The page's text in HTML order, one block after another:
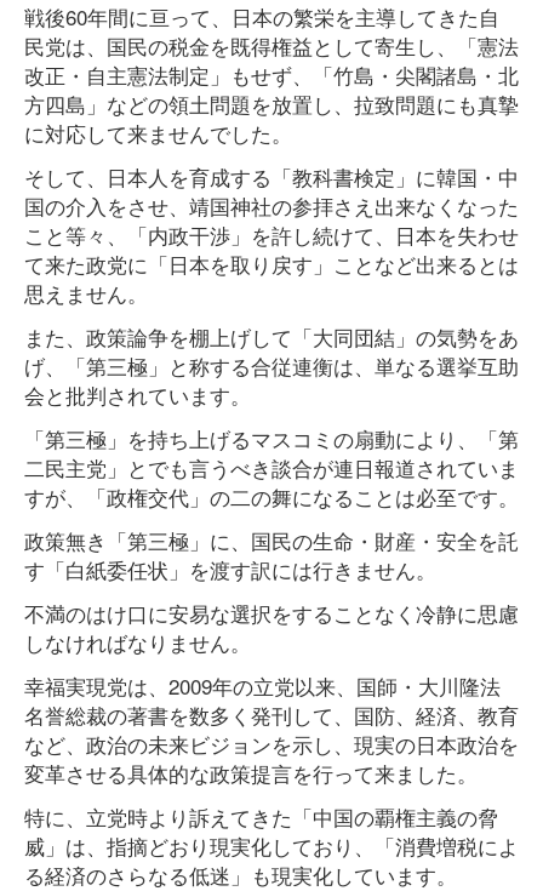
戦後60年間に亘って、日本の繁栄を主導してきた自
民党は、国民の税金を既得権益として寄生し、「憲法
改正・自主憲法制定」もせず、「竹島・尖閣諸島・北
方四島」などの領土問題を放置し、拉致問題にも真摯
に対応して来ませんでした。
そして、日本人を育成する「教科書検定」に韓国・中
国の介入をさせ、靖国神社の参拝さえ出来なくなった
こと等々、「内政干渉」を許し続けて、日本を失わせ
て来た政党に「日本を取り戻す」ことなど出来るとは
思えません。
また、政策論争を棚上げして「大同団結」の気勢をあ
げ、「第三極」と称する合従連衡は、単なる選挙互助
会と批判されています。
「第三極」を持ち上げるマスコミの扇動により、「第
二民主党」とでも言うべき談合が連日報道されていま
すが、「政権交代」の二の舞になることは必至です。
政策無き「第三極」に、国民の生命・財産・安全を託
す「白紙委任状」を渡す訳には行きません。
不満のはけ口に安易な選択をすることなく冷静に思慮
しなければなりません。
幸福実現党は、2009年の立党以来、国師・大川隆法
名誉総裁の著書を数多く発刊して、国防、経済、教育
など、政治の未来ビジョンを示し、現実の日本政治を
変革させる具体的な政策提言を行って来ました。
特に、立党時より訴えてきた「中国の覇権主義の脅
威」は、指摘どおり現実化しており、「消費増税によ
る経済のさらなる低迷」も現実化しています。